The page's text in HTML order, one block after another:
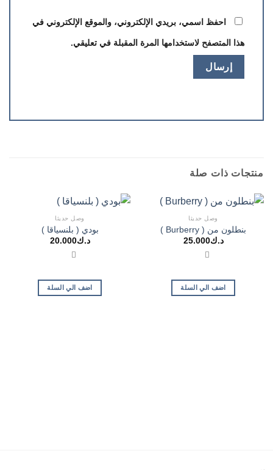
احفظ اسمي، بريدي الإلكتروني، والموقع الإلكتروني في
هذا المتصفح لاستخدامها المرة المقبلة في تعليقي.
منتجات ذات صلة
وصل حديثا
بنطلون من ( Burberry )
د.ك25.000
اضف الي السلة
وصل حديثا
بودي ( بلنسياقا )
د.ك20.000
اضف الي السلة